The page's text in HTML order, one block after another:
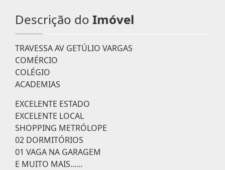
Descrição do Imóvel
TRAVESSA AV GETÚLIO VARGAS
COMÉRCIO
COLÉGIO
ACADEMIAS
EXCELENTE ESTADO
EXCELENTE LOCAL
SHOPPING METRÓLOPE
02 DORMITÓRIOS
01 VAGA NA GARAGEM
E MUITO MAIS......